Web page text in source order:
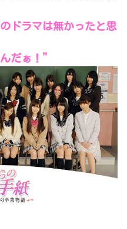
ドラマは無かったと思
だぁ！”